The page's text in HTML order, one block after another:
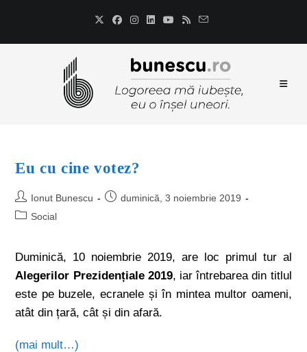
Eu cu cine votez?
Ionut Bunescu
duminică, 3 noiembrie 2019
Social
Duminică, 10 noiembrie 2019, are loc primul tur al
Alegerilor Prezidențiale 2019, iar întrebarea din titlul
este pe buzele, ecranele și în mintea multor oameni,
atât din țară, cât și din afară.
(mai mult…)